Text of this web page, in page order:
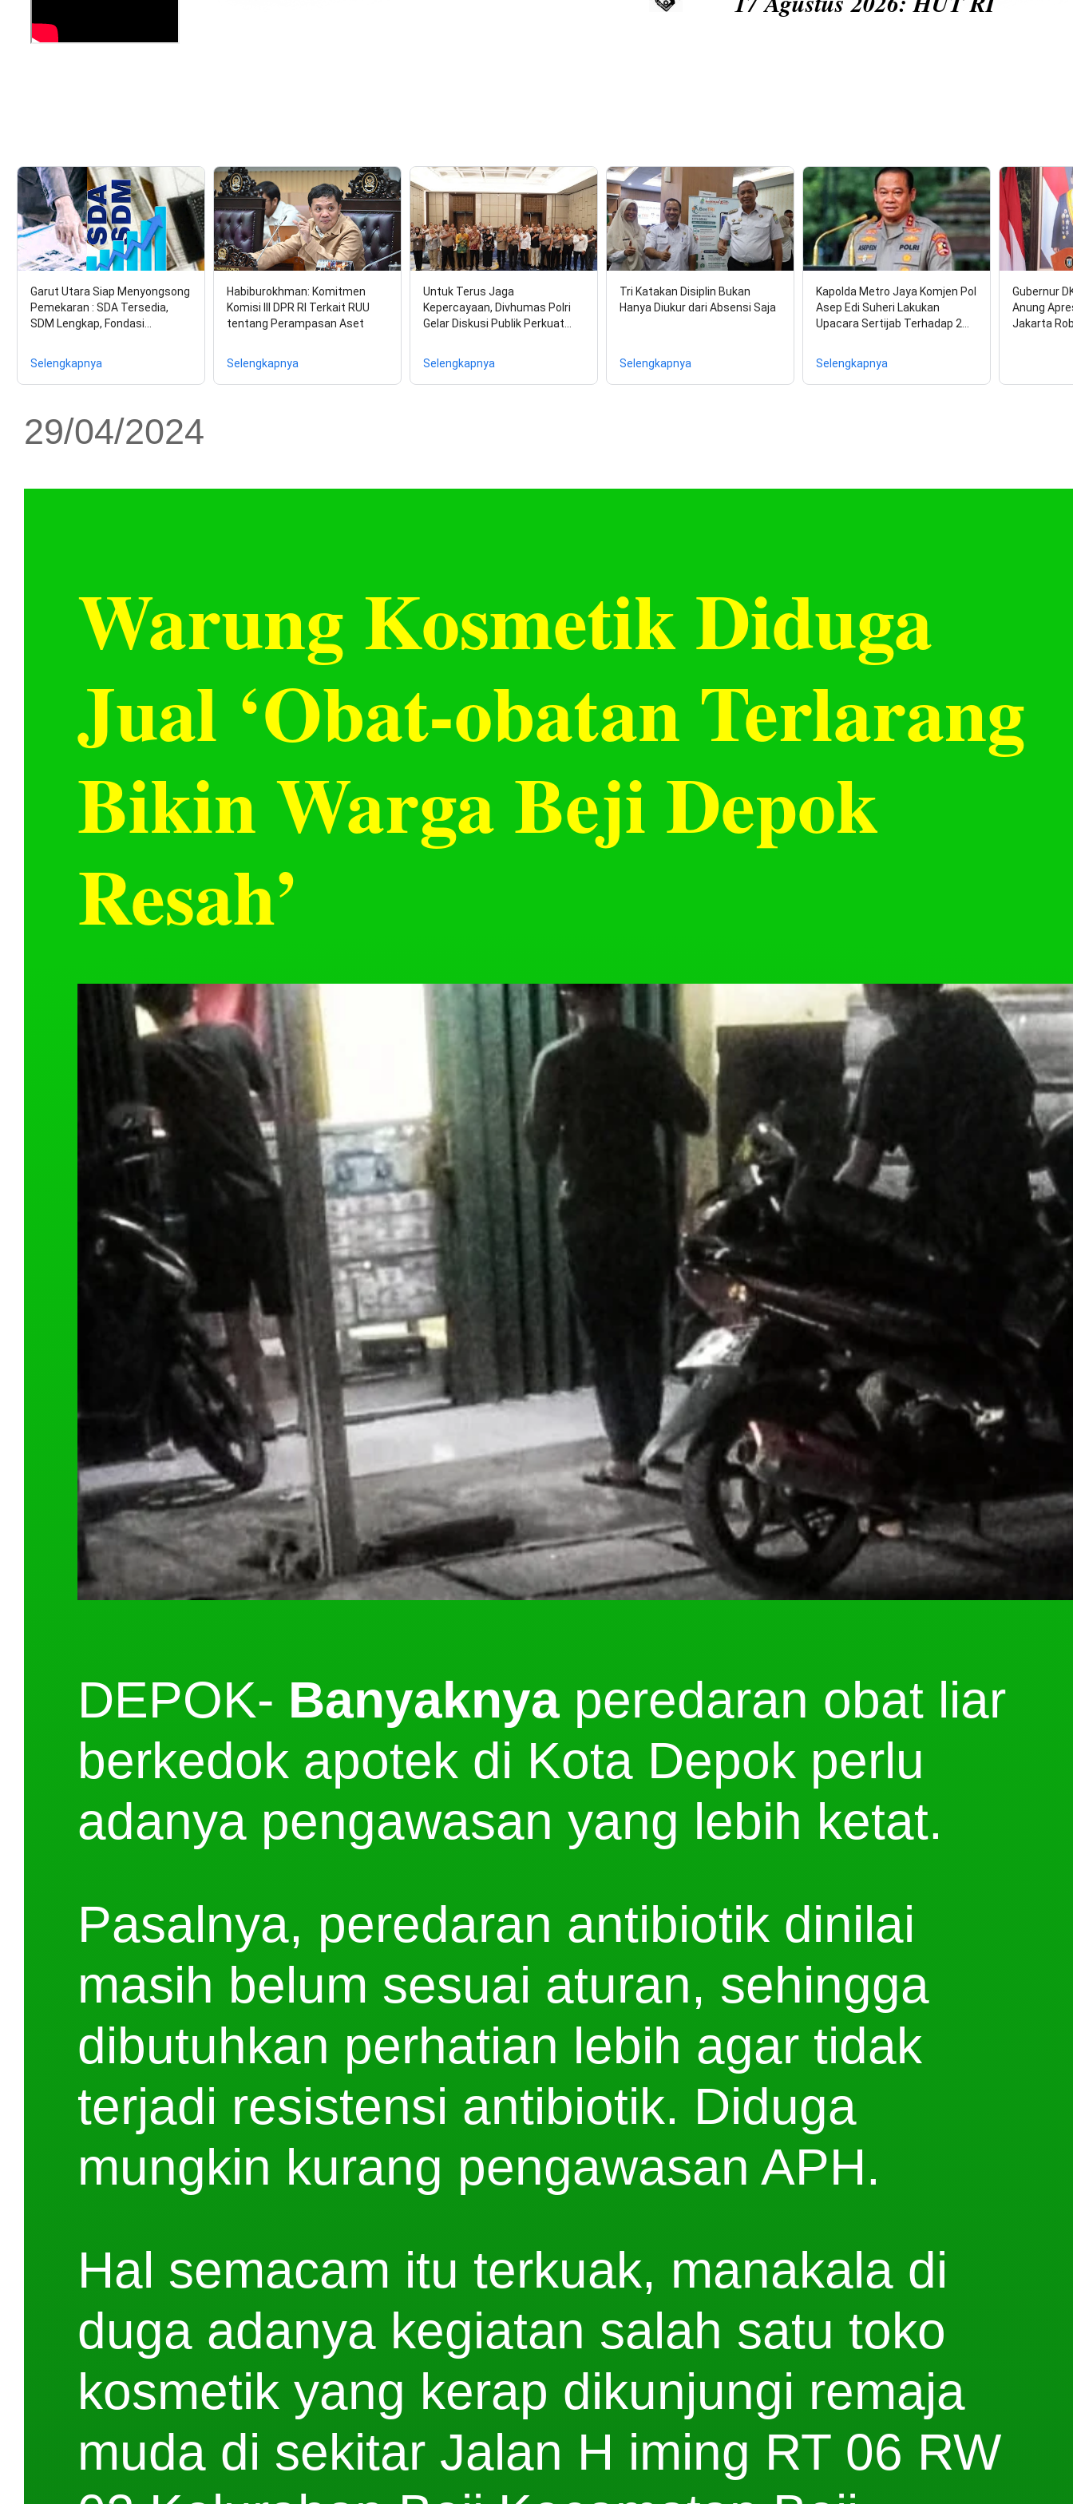
Garut Utara Siap Menyongsong
Pemekaran : SDA Tersedia,
SDM Lengkap, Fondasi…
Selengkapnya
Habiburokhman: Komitmen
Komisi III DPR RI Terkait RUU
tentang Perampasan Aset
Selengkapnya
Untuk Terus Jaga
Kepercayaan, Divhumas Polri
Gelar Diskusi Publik Perkuat…
Selengkapnya
Tri Katakan Disiplin Bukan
Hanya Diukur dari Absensi Saja
Selengkapnya
Kapolda Metro Jaya Komjen Pol
Asep Edi Suheri Lakukan
Upacara Sertijab Terhadap 2…
Selengkapnya
Gubernur
Anung
Jakarta
29/04/2024
Warung Kosmetik Diduga
Jual ‘Obat-obatan Terlarang
Bikin Warga Beji Depok
Resah’
DEPOK- Banyaknyaperedaran obat liar
berkedok apotek di Kota Depok perlu
adanya pengawasan yang lebih ketat.
Pasalnya, peredaran antibiotik dinilai
masih belum sesuai aturan, sehingga
dibutuhkan perhatian lebih agar tidak
terjadi resistensi antibiotik. Diduga
mungkin kurang pengawasan APH.
Hal semacam itu terkuak, manakala di
duga adanya kegiatan salah satu toko
kosmetik yang kerap dikunjungi remaja
muda di sekitar Jalan H iming RT 06 RW